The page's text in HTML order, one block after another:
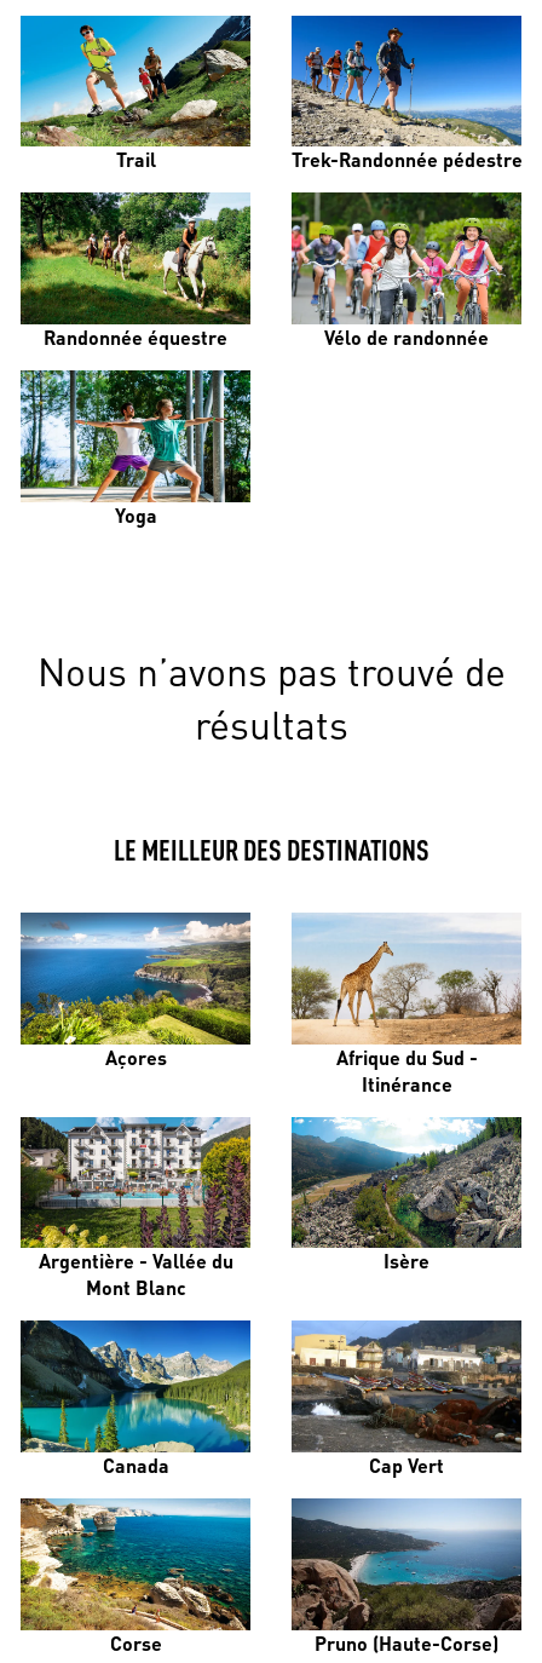
Trail Trek-Randonnée pédestre
Randonnée équestre Vélo de randonnée
Yoga
Nous n’avons pas trouvé de
résultats
LE MEILLEUR DES DESTINATIONS
Açores
Afrique du Sud -
Itinérance
Argentière - Vallée du
Mont Blanc
Isère
Canada Cap Vert
Corse Pruno (Haute-Corse)